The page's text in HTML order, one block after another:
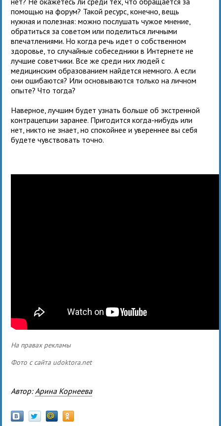
помощью на форум? Такой ресурс, конечно, вещь
нужная и полезная: можно послушать чужое мнение,
обратиться за советом или поделиться личными
впечатлениями. Но когда речь идет о собственном
здоровье, то случайные собеседники в Интернете не
лучшие советчики. Все же среди них людей с
медицинским образованием найдется немного. А если
они ошибаются? Или основываются только на личном
опыте? Что тогда?
Наверное, лучшим будет узнать больше об экстренной
контрацепции заранее. Пригодится когда-нибудь или
нет, никто не знает, но спокойнее и увереннее вы себя
будете чувствовать точно.
На правах рекламы
Фото с сайта udoktora.net
Автор: Арина Корнеева